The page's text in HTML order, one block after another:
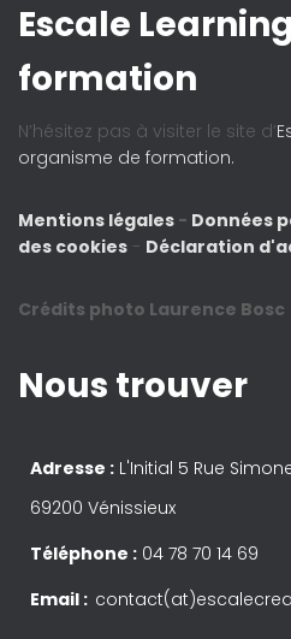
Escale
formation
N’hésitez pas à visiter le site d’
organisme de formation.
Mentions légales - Données
des cookies - Déclaration
Crédits photo Laurence Bosc
Nous trouver
Adresse : L'Initial 5 Rue
69200 Vénissieux
Téléphone : 04 78 70 14 69
Email :